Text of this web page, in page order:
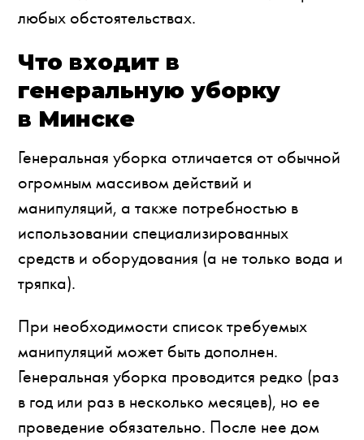
любых обстоятельствах.
Что входит в
генеральную уборку
в Минске
Генеральная уборка отличается от обычной
огромным массивом действий и
манипуляций, а также потребностью в
использовании специализированных
средств и оборудования (а не только вода и
тряпка).
При необходимости список требуемых
манипуляций может быть дополнен.
Генеральная уборка проводится редко (раз
в год или раз в несколько месяцев), но ее
проведение обязательно. После нее дом